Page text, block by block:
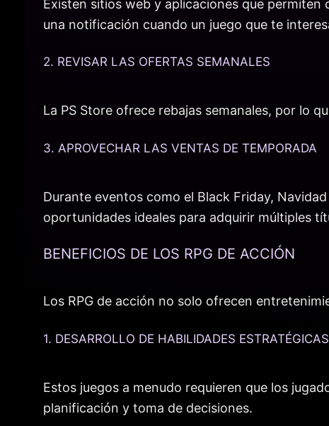
Existen sitios web y aplicaciones que
una notificación cuando un juego que te
2. REVISAR LAS OFERTAS SEMANALES
La PS Store ofrece rebajas semanales, por lo
3. APROVECHAR LAS VENTAS DE TEMPORADA
Durante eventos como el Black Friday,
oportunidades ideales para adquirir múltiples
BENEFICIOS DE LOS RPG DE ACCIÓN
Los RPG de acción no solo ofrecen
1. DESARROLLO DE HABILIDADES ESTRATÉGICAS
Estos juegos a menudo requieren que los
planificación y toma de decisiones.